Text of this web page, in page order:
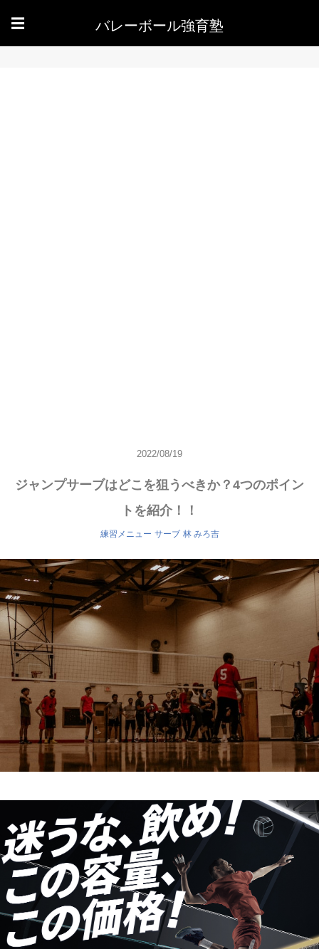
☰ バレーボール強育塾
2022/08/19
ジャンプサーブはどこを狙うべきか？4つのポイン
トを紹介！！
練習メニュー サーブ 林 みろ吉